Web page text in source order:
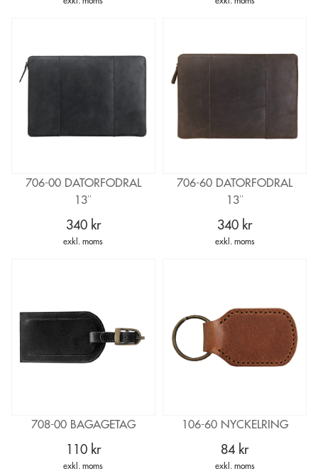
706-00 DATORFODRAL
13″
340 kr
exkl. moms
706-60 DATORFODRAL
13″
340 kr
exkl. moms
708-00 BAGAGETAG
110 kr
exkl. moms
106-60 NYCKELRING
84 kr
exkl. moms